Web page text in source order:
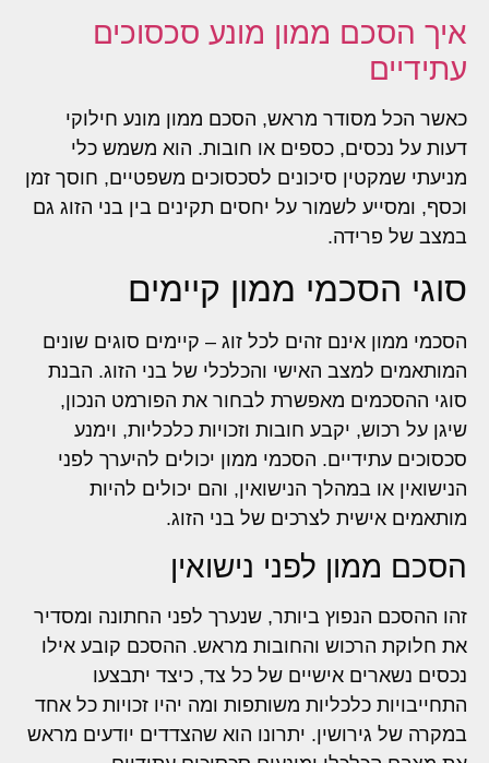
איך הסכם ממון מונע סכסוכים
עתידיים
כאשר הכל מסודר מראש, הסכם ממון מונע חילוקי
דעות על נכסים, כספים או חובות. הוא משמש כלי
מניעתי שמקטין סיכונים לסכסוכים משפטיים, חוסך זמן
וכסף, ומסייע לשמור על יחסים תקינים בין בני הזוג גם
במצב של פרידה.
סוגי הסכמי ממון קיימים
הסכמי ממון אינם זהים לכל זוג – קיימים סוגים שונים
המותאמים למצב האישי והכלכלי של בני הזוג. הבנת
סוגי ההסכמים מאפשרת לבחור את הפורמט הנכון,
שיגן על רכוש, יקבע חובות וזכויות כלכליות, וימנע
סכסוכים עתידיים. הסכמי ממון יכולים להיערך לפני
הנישואין או במהלך הנישואין, והם יכולים להיות
מותאמים אישית לצרכים של בני הזוג.
הסכם ממון לפני נישואין
זהו ההסכם הנפוץ ביותר, שנערך לפני החתונה ומסדיר
את חלוקת הרכוש והחובות מראש. ההסכם קובע אילו
נכסים נשארים אישיים של כל צד, כיצד יתבצעו
התחייבויות כלכליות משותפות ומה יהיו זכויות כל אחד
במקרה של גירושין. יתרונו הוא שהצדדים יודעים מראש